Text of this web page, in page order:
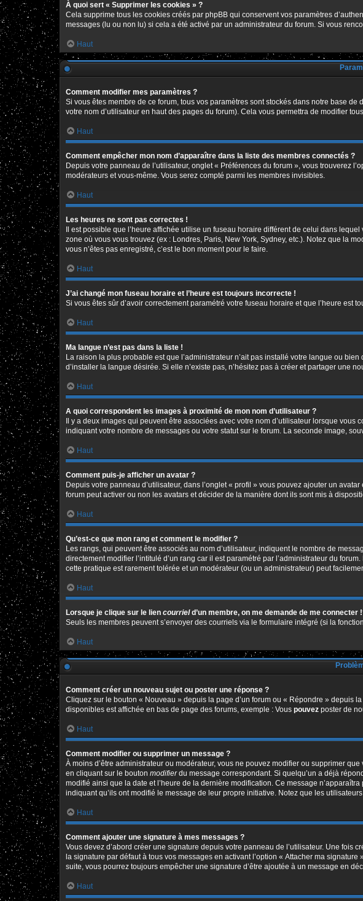
À quoi sert « Supprimer les cookies » ?
Cela supprime tous les cookies créés par phpBB qui conservent vos paramètres
messages (lu ou non lu) si cela a été activé par un administrateur du forum. Si vous
Haut
Comment modifier mes paramètres ?
Si vous êtes membre de ce forum, tous vos paramètres sont stockés dans notre base de
votre nom d’utilisateur en haut des pages du forum). Cela vous permettra de modifier
Haut
Comment empêcher mon nom d’apparaître dans la liste des membres connectés ?
Depuis votre panneau de l’utilisateur, onglet « Préférences du forum », vous trouverez
modérateurs et vous-même. Vous serez compté parmi les membres invisibles.
Haut
Les heures ne sont pas correctes !
Il est possible que l’heure affichée utilise un fuseau horaire différent de celui dans
zone où vous vous trouvez (ex : Londres, Paris, New York, Sydney, etc.). Notez que la
vous n’êtes pas enregistré, c’est le bon moment pour le faire.
Haut
J’ai changé mon fuseau horaire et l’heure est toujours incorrecte !
Si vous êtes sûr d’avoir correctement paramétré votre fuseau horaire et que l’heure
Haut
Ma langue n’est pas dans la liste !
La raison la plus probable est que l’administrateur n’ait pas installé votre langue ou
d’installer la langue désirée. Si elle n’existe pas, n’hésitez pas à créer et partager une
Haut
A quoi correspondent les images à proximité de mon nom d’utilisateur ?
Il y a deux images qui peuvent être associées avec votre nom d’utilisateur lorsque
indiquant votre nombre de messages ou votre statut sur le forum. La seconde image,
Haut
Comment puis-je afficher un avatar ?
Depuis votre panneau d’utilisateur, dans l’onglet « profil » vous pouvez ajouter un
forum peut activer ou non les avatars et décider de la manière dont ils sont mis à
Haut
Qu’est-ce que mon rang et comment le modifier ?
Les rangs, qui peuvent être associés au nom d’utilisateur, indiquent le nombre de
directement modifier l’intitulé d’un rang car il est paramétré par l’administrateur du
cette pratique est rarement tolérée et un modérateur (ou un administrateur) peut
Haut
Lorsque je clique sur le lien courrield’un membre, on me demande de me connecter
Seuls les membres peuvent s’envoyer des courriels via le formulaire intégré (si la
Haut
Comment créer un nouveau sujet ou poster une réponse ?
Cliquez sur le bouton « Nouveau » depuis la page d’un forum ou « Répondre » depuis
disponibles est affichée en bas de page des forums, exemple : Vous pouvez poster de
Haut
Comment modifier ou supprimer un message ?
À moins d’être administrateur ou modérateur, vous ne pouvez modifier ou supprimer
en cliquant sur le bouton modifierdu message correspondant. Si quelqu’un a déjà
modifié ainsi que la date et l’heure de la dernière modification. Ce message
indiquant qu’ils ont modifié le message de leur propre initiative. Notez que les
Haut
Comment ajouter une signature à mes messages ?
Vous devez d’abord créer une signature depuis votre panneau de l’utilisateur. Une fois
la signature par défaut à tous vos messages en activant l’option « Attacher ma
suite, vous pourrez toujours empêcher une signature d’être ajoutée à un message en
Haut